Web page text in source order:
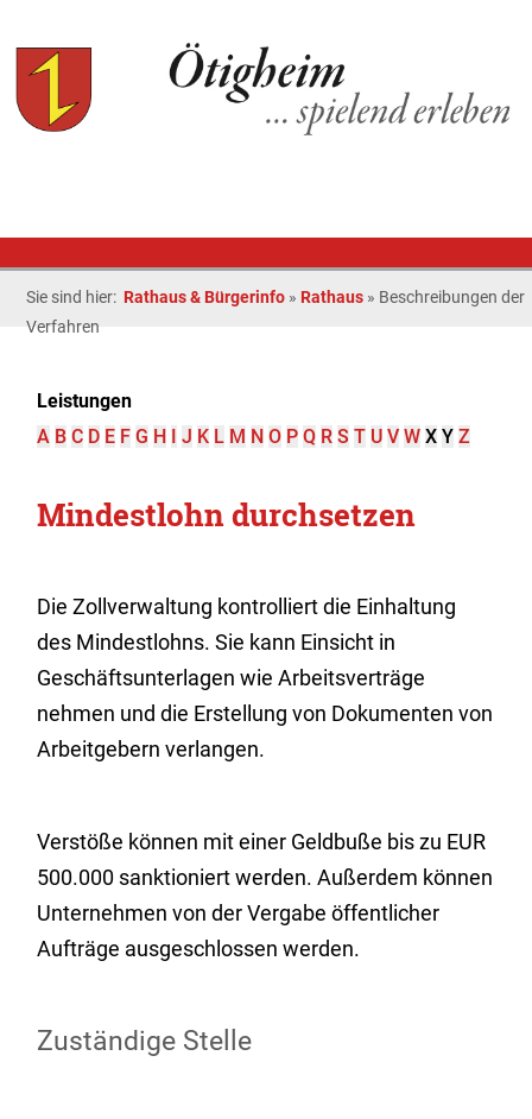
Sie sind hier: Rathaus & Bürgerinfo » Rathaus » Beschreibungen der
Verfahren
Leistungen
A B C D E F G H I J K L M N O P Q R S T U V W X Y Z
Mindestlohn durchsetzen
Die Zollverwaltung kontrolliert die Einhaltung
des Mindestlohns. Sie kann Einsicht in
Geschäftsunterlagen wie Arbeitsverträge
nehmen und die Erstellung von Dokumenten von
Arbeitgebern verlangen.
Verstöße können mit einer Geldbuße bis zu EUR
500.000 sanktioniert werden. Außerdem können
Unternehmen von der Vergabe öffentlicher
Aufträge ausgeschlossen werden.
Zuständige Stelle